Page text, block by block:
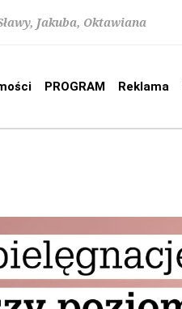
Jakuba, Oktawiana
PROGRAM Reklama